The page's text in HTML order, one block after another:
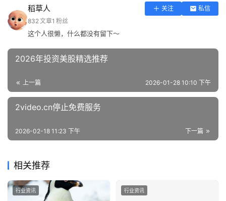
稻草人 关注
私信
832文章1 粉丝
这个人很懒，什么都没有留下～
2026年投资美股精选推荐
上一篇 2026-01-28 10:10 下午
2video.cn停止免费服务
下一篇
2026-02-18 11:23 下午
相关推荐
行业资讯 行业资讯